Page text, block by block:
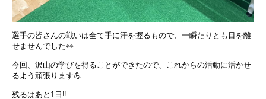
選手の皆さんの戦いは全て手に汗を握るもので、一瞬たりとも目を離
せませんでした👀
今回、沢山の学びを得ることができたので、これからの活動に活かせ
るよう頑張ります💪
残るはあと1日‼️